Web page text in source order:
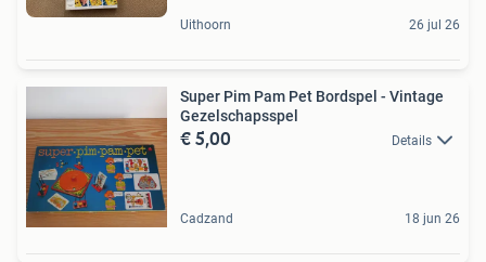
Uithoorn 26 jul 26
Super Pim Pam Pet Bordspel - Vintage
Gezelschapsspel
€ 5,00 Details
Cadzand 18 jun 26